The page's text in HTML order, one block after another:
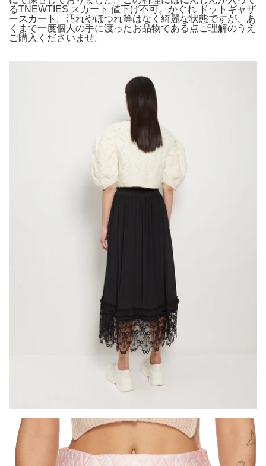
るTNEWTIES スカート 値下げ不可。かぐれ ドットギャザ
ースカート。汚れやほつれ等はなく綺麗な状態ですが、あ
くまで一度個人の手に渡ったお品物である点ご理解のうえ
ご購入くださいませ。